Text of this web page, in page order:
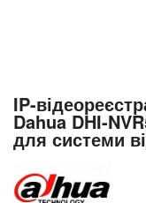
Перейти
до
початку
галереї
IP-
Dahua DHI-
для системи